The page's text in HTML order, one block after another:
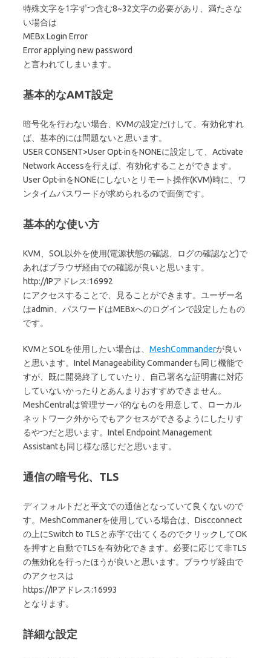
特殊文字を1字ずつ含む8~32文字の必要があり、満たさな
い場合は
MEBx Login Error
Error applying new password
と言われてしまいます。
基本的なAMT設定
暗号化を行わない場合、KVMの設定だけして、有効化すれ
ば、基本的には問題ないと思います。
USER CONSENT>User Opt-inをNONEに設定して、Activate
Network Accessを行えば、有効化することができます。
User Opt-inをNONEにしないとリモート操作(KVM)時に、ワ
ンタイムパスワードが求められるので面倒です。
基本的な使い方
KVM、SOL以外を使用(電源状態の確認、ログの確認など)で
あればブラウザ経由での確認が良いと思います。
http://IPアドレス:16992
にアクセスすることで、見ることができます。ユーザー名
はadmin、パスワードはMEBxへのログインで設定したもの
です。
KVMとSOLを使用したい場合は、 MeshCommanderが良い
と思います。Intel Manageability Commanderも同じ機能で
すが、既に開発終了していたり、自己署名な証明書に対応
していないかったりとあんまりおすすめできません。
MeshCentralは管理サーバ的なものを用意して、ローカル
ネットワーク外からでもアクセスができるようにしたりす
るやつだと思います。Intel Endpoint Management
Assistantも同じ様な感じだと思います。
通信の暗号化、TLS
ディフォルトだと平文での通信となっていて良くないので
す。MeshCommanerを使用している場合は、Discconnect
の上にSwitch to TLSと赤字で出てくるのでクリックしてOK
を押すと自動でTLSを有効化できます。必要に応じて非TLS
の無効化を行ったほうが良いと思います。ブラウザ経由で
のアクセスは
https://IPアドレス:16993
となります。
詳細な設定